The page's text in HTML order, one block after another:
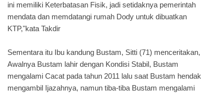
ini memiliki Keterbatasan Fisik, jadi setidaknya pemerintah
mendata dan memdatangi rumah Dody untuk dibuatkan
KTP,"kata Takdir
Sementara itu Ibu kandung Bustam, Sitti (71) menceritakan,
Awalnya Bustam lahir dengan Kondisi Stabil, Bustam
mengalami Cacat pada tahun 2011 lalu saat Bustam hendak
mengambil Ijazahnya, namun tiba-tiba Bustam mengalami